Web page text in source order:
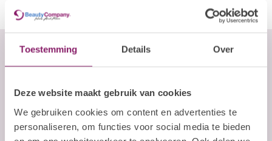
Toestemming Details Over
Deze website maakt gebruik van cookies
We gebruiken cookies om content en advertenties te
personaliseren, om functies voor social media te bieden
Abonneer je op onze nieuwsbrief
Blijf op de hoogte over onze laatste acties
E-mailadres